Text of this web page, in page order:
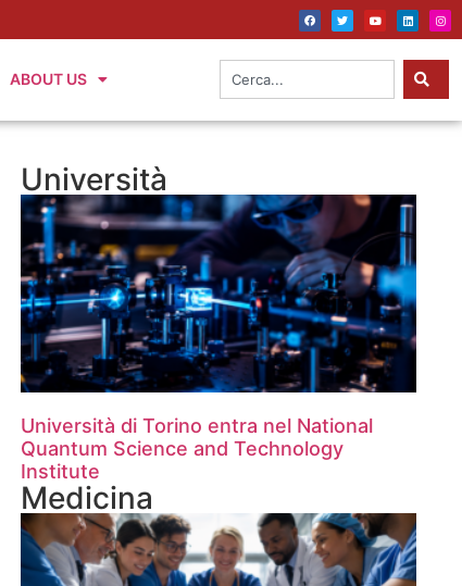
ABOUT US
Università
Università di Torino entra nel National
Quantum Science and Technology
Institute
Medicina